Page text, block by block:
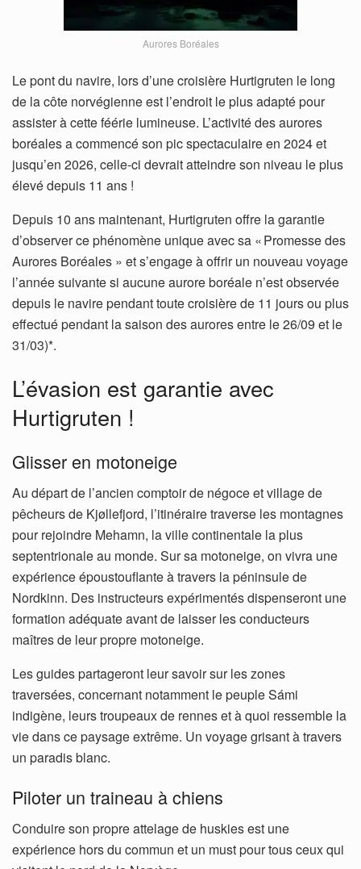
Aurores Boréales
Le pont du navire, lors d’une croisière Hurtigruten le long
de la côte norvégienne est l’endroit le plus adapté pour
assister à cette féérie lumineuse. L’activité des aurores
boréales a commencé son pic spectaculaire en 2024 et
jusqu’en 2026, celle-ci devrait atteindre son niveau le plus
élevé depuis 11 ans !
Depuis 10 ans maintenant, Hurtigruten offre la garantie
d’observer ce phénomène unique avec sa « Promesse des
Aurores Boréales » et s’engage à offrir un nouveau voyage
l’année suivante si aucune aurore boréale n’est observée
depuis le navire pendant toute croisière de 11 jours ou plus
effectué pendant la saison des aurores entre le 26/09 et le
31/03)*.
L’évasion est garantie avec
Hurtigruten !
Glisser en motoneige
Au départ de l’ancien comptoir de négoce et village de
pêcheurs de Kjøllefjord, l’itinéraire traverse les montagnes
pour rejoindre Mehamn, la ville continentale la plus
septentrionale au monde. Sur sa motoneige, on vivra une
expérience époustouflante à travers la péninsule de
Nordkinn. Des instructeurs expérimentés dispenseront une
formation adéquate avant de laisser les conducteurs
maîtres de leur propre motoneige.
Les guides partageront leur savoir sur les zones
traversées, concernant notamment le peuple Sámi
indigène, leurs troupeaux de rennes et à quoi ressemble la
vie dans ce paysage extrême. Un voyage grisant à travers
un paradis blanc.
Piloter un traineau à chiens
Conduire son propre attelage de huskies est une
expérience hors du commun et un must pour tous ceux qui